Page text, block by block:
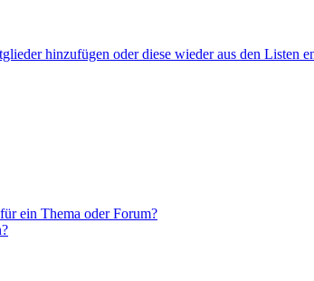
hinzufügen oder diese wieder aus den Listen
ein Thema oder Forum?